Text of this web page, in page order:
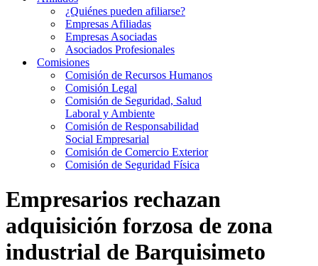
¿Quiénes pueden afiliarse?
Empresas Afiliadas
Empresas Asociadas
Asociados Profesionales
Comisiones
Comisión de Recursos Humanos
Comisión Legal
Comisión de Seguridad, Salud
Laboral y Ambiente
Comisión de Responsabilidad
Social Empresarial
Comisión de Comercio Exterior
Comisión de Seguridad Física
Empresarios rechazan
adquisición forzosa de zona
industrial de Barquisimeto